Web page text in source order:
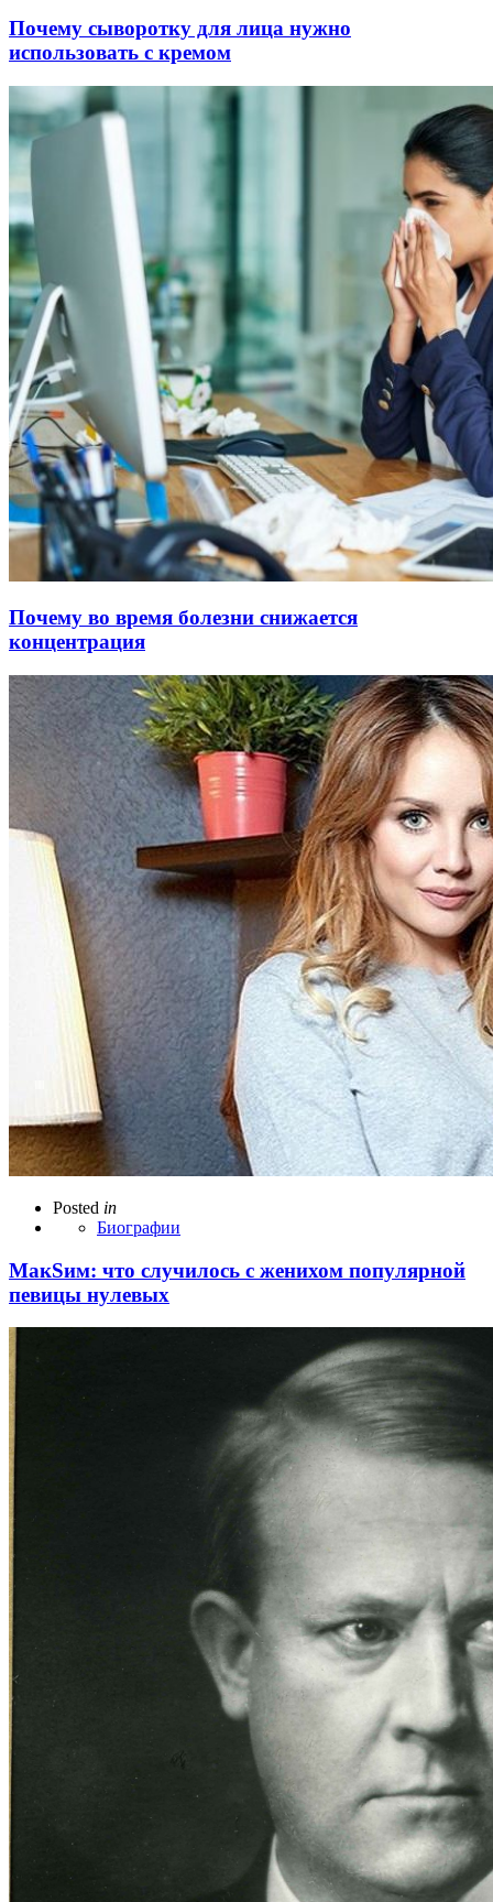
Почему сыворотку для лица нужно
использовать с кремом
Почему во время болезни снижается
концентрация
Posted in
Биографии
МакSим: что случилось с женихом популярной
певицы нулевых